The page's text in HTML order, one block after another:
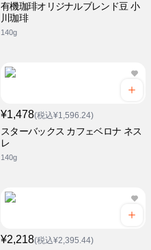
有機珈琲オリジナルブレンド豆 小
川珈琲
140g
¥1,478(税込¥1,596.24)
スターバックス カフェベロナ ネス
レ
140g
¥2,218(税込¥2,395.44)